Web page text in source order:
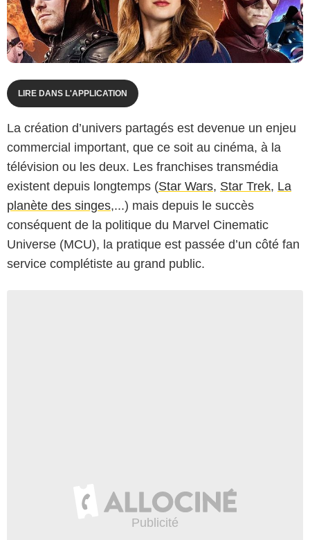
LIRE DANS L'APPLICATION
La création d’univers partagés est devenue un enjeu
commercial important, que ce soit au cinéma, à la
télévision ou les deux. Les franchises transmédia
existent depuis longtemps (Star Wars, Star Trek, La
planète des singes,...) mais depuis le succès
conséquent de la politique du Marvel Cinematic
Universe (MCU), la pratique est passée d’un côté fan
service complétiste au grand public.